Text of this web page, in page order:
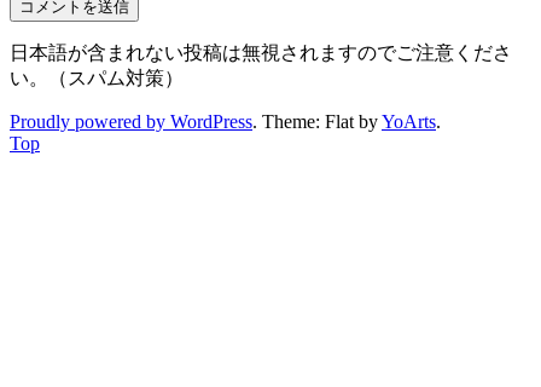
日本語が含まれない投稿は無視されますのでご注意くださ
い。（スパム対策）
Proudly powered by WordPress. Theme: Flat byYoArts.
Top